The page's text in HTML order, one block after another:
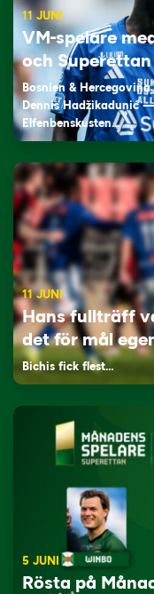
11 JUNI
VM-spelare
och Superettan
Bosnien &
Dennis Hadžikadunić
Elfenbenskusten…
11 JUNI
Hans fullträff
det för mål
Bichis fick flest…
5 JUNI
Rösta på